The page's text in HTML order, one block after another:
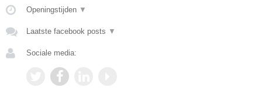
Openingstijden ▼
Laatste facebook posts ▼
Sociale media: